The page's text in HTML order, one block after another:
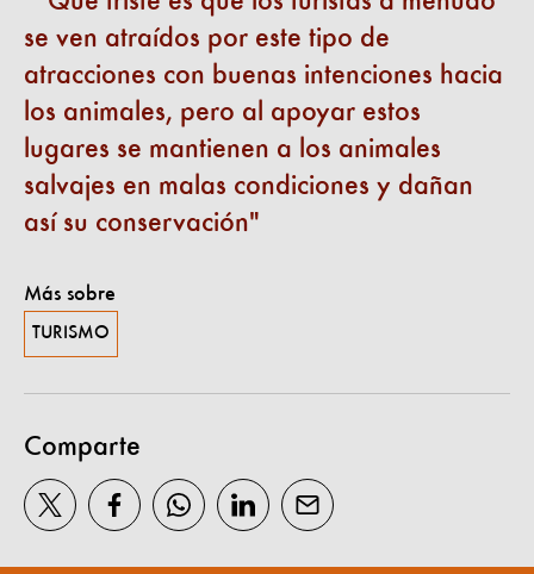
se ven atraídos por este tipo de
atracciones con buenas intenciones hacia
los animales, pero al apoyar estos
lugares se mantienen a los animales
salvajes en malas condiciones y dañan
así su conservación
Más sobre
TURISMO
Comparte